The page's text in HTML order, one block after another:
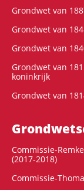
Grondwet van
Grondwet van
Grondwet van
Grondwet van
koninkrijk
Grondwet van
Commissie-
(2017-2018)
Commissie-